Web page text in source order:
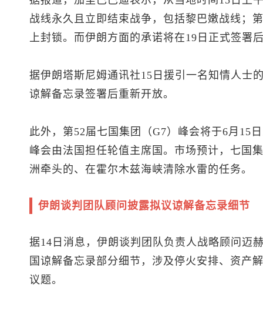
战线永久且立即结束战争，包括黎巴嫩战线；
上封锁。而伊朗方面的承诺将在19日正式签署
据伊朗塔斯尼姆通讯社15日援引一名知情人士
谅解备忘录签署后重新开放。
此外，第52届七国集团（G7）峰会将于6月15
峰会由法国担任轮值主席国。市场预计，七国
洲牵头的、在霍尔木兹海峡清除水雷的任务。
伊朗谈判团队顾问披露拟议谅解备忘录细节
据14日消息，伊朗谈判团队负责人战略顾问迈
国谅解备忘录部分细节，涉及停火安排、资产
议题。